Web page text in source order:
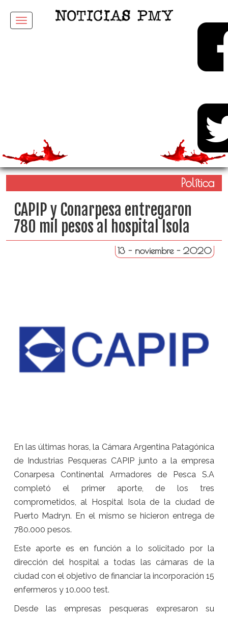
Menu
Política
CAPIP y Conarpesa entregaron
780 mil pesos al hospital Isola
13 - noviembre - 2020
En las últimas horas, la Cámara Argentina Patagónica
de Industrias Pesqueras CAPIP junto a la empresa
Conarpesa Continental Armadores de Pesca S.A
completó el primer aporte, de los tres
comprometidos, al Hospital Isola de la ciudad de
Puerto Madryn. En el mismo se hicieron entrega de
780.000 pesos.
Este aporte es en función a lo solicitado por la
dirección del hospital a todas las cámaras de la
ciudad con el objetivo de financiar la incorporación 15
enfermeros y 10.000 test.
Desde las empresas pesqueras expresaron su